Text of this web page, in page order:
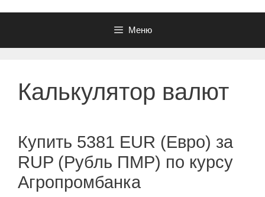
Меню
Калькулятор валют
Купить 5381 EUR (Евро) за
RUP (Рубль ПМР) по курсу
Агропромбанка